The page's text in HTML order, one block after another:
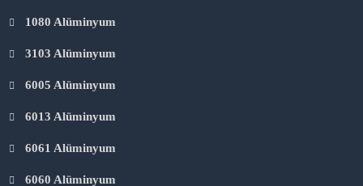
1080 Alüminyum
3103 Alüminyum
6005 Alüminyum
6013 Alüminyum
6061 Alüminyum
6060 Alüminyum